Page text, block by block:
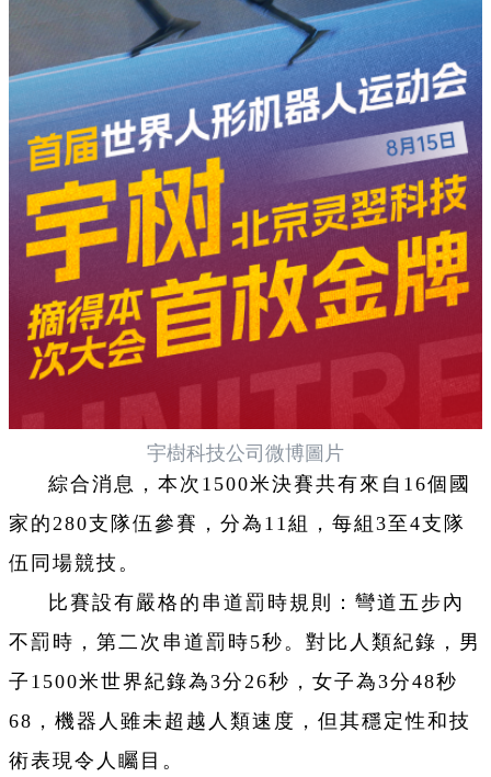
宇樹科技公司微博圖片
綜合消息，本次1500米決賽共有來自16個國
家的280支隊伍參賽，分為11組，每組3至4支隊
伍同場競技。
比賽設有嚴格的串道罰時規則：彎道五步內
不罰時，第二次串道罰時5秒。對比人類紀錄，男
子1500米世界紀錄為3分26秒，女子為3分48秒
68，機器人雖未超越人類速度，但其穩定性和技
術表現令人矚目。